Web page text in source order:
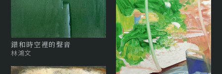
錯和時空裡的聲音
林鴻文